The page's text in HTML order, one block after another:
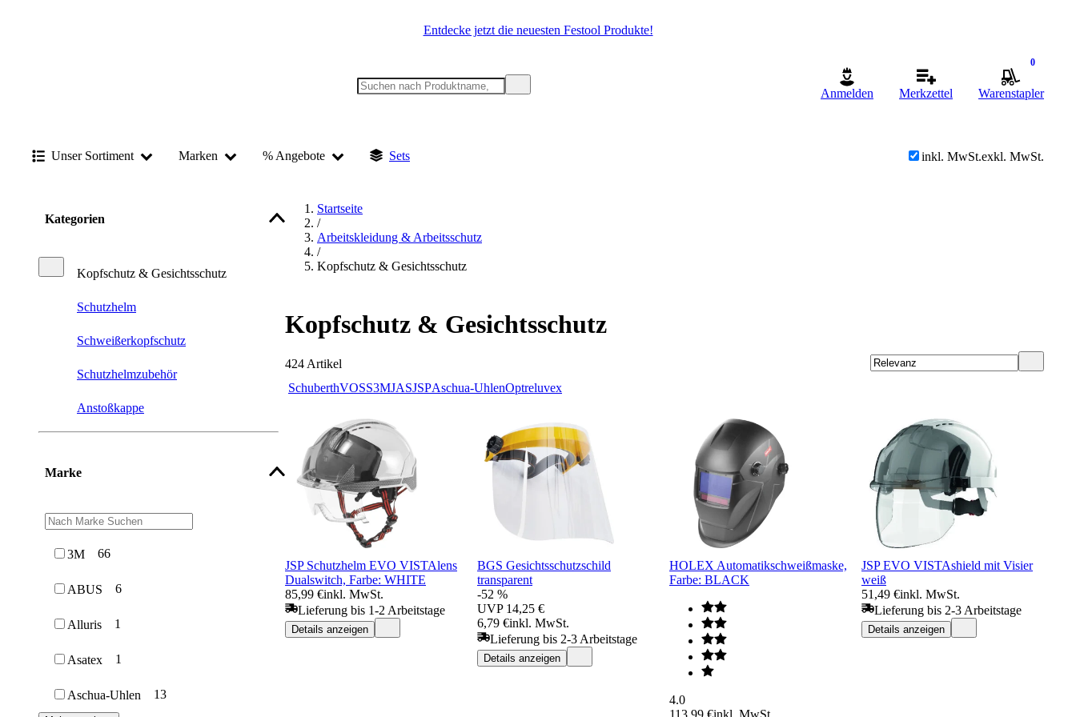
Entdecke jetzt die neuesten Festool Produkte!
Anmelden Merkzettel
0
Warenstapler
Unser Sortiment Marken % Angebote Sets inkl. MwSt.exkl. MwSt.
Kategorien
Kopfschutz & Gesichtsschutz
Schutzhelm
Schweißerkopfschutz
Schutzhelmzubehör
Anstoßkappe
Marke
3M 66
ABUS 6
Alluris 1
Asatex 1
Aschua-Uhlen 13
Startseite
/
Arbeitskleidung & Arbeitsschutz
/
Kopfschutz & Gesichtsschutz
Kopfschutz & Gesichtsschutz
424 Artikel
SchuberthVOSS3MJASJSPAschua-UhlenOptreluvex
JSP Schutzhelm EVO VISTAlens
Dualswitch, Farbe: WHITE
85,99 €inkl. MwSt.
Lieferung bis 1-2 Arbeitstage
Details anzeigen
BGS Gesichtsschutzschild
transparent
-52 %
UVP 14,25 €
6,79 €inkl. MwSt.
Lieferung bis 2-3 Arbeitstage
Details anzeigen
HOLEX Automatikschweißmaske,
Farbe: BLACK
4.0
113,99 €inkl. MwSt.
JSP EVO VISTAshield mit Visier
weiß
51,49 €inkl. MwSt.
Lieferung bis 2-3 Arbeitstage
Details anzeigen